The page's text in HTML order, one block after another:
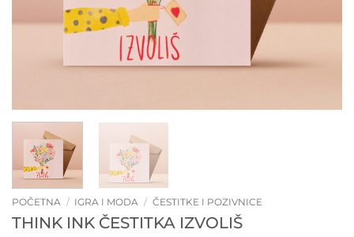
POČETNA / IGRA I MODA / ČESTITKE I POZIVNICE
THINK INK ČESTITKA IZVOLIŠ